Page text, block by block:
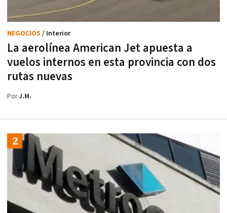
La aerolínea American Jet apuesta a
vuelos internos en esta provincia con dos
rutas nuevas
NEGOCIOS / Interior
PorJ.M.